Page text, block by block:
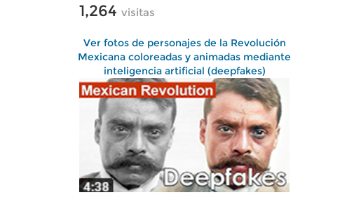
1,264 visitas
Ver fotos de personajes de la Revolución
Mexicana coloreadas y animadas mediante
inteligencia artificial (deepfakes)